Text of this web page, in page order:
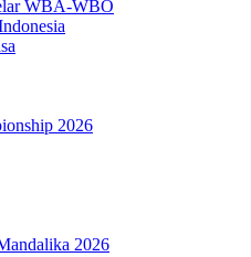
WBA-WBO
2026
2026